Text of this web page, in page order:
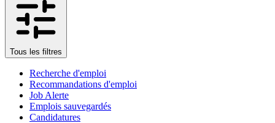
Tous les filtres
Recherche d'emploi
Recommandations d'emploi
Job Alerte
Emplois sauvegardés
Candidatures